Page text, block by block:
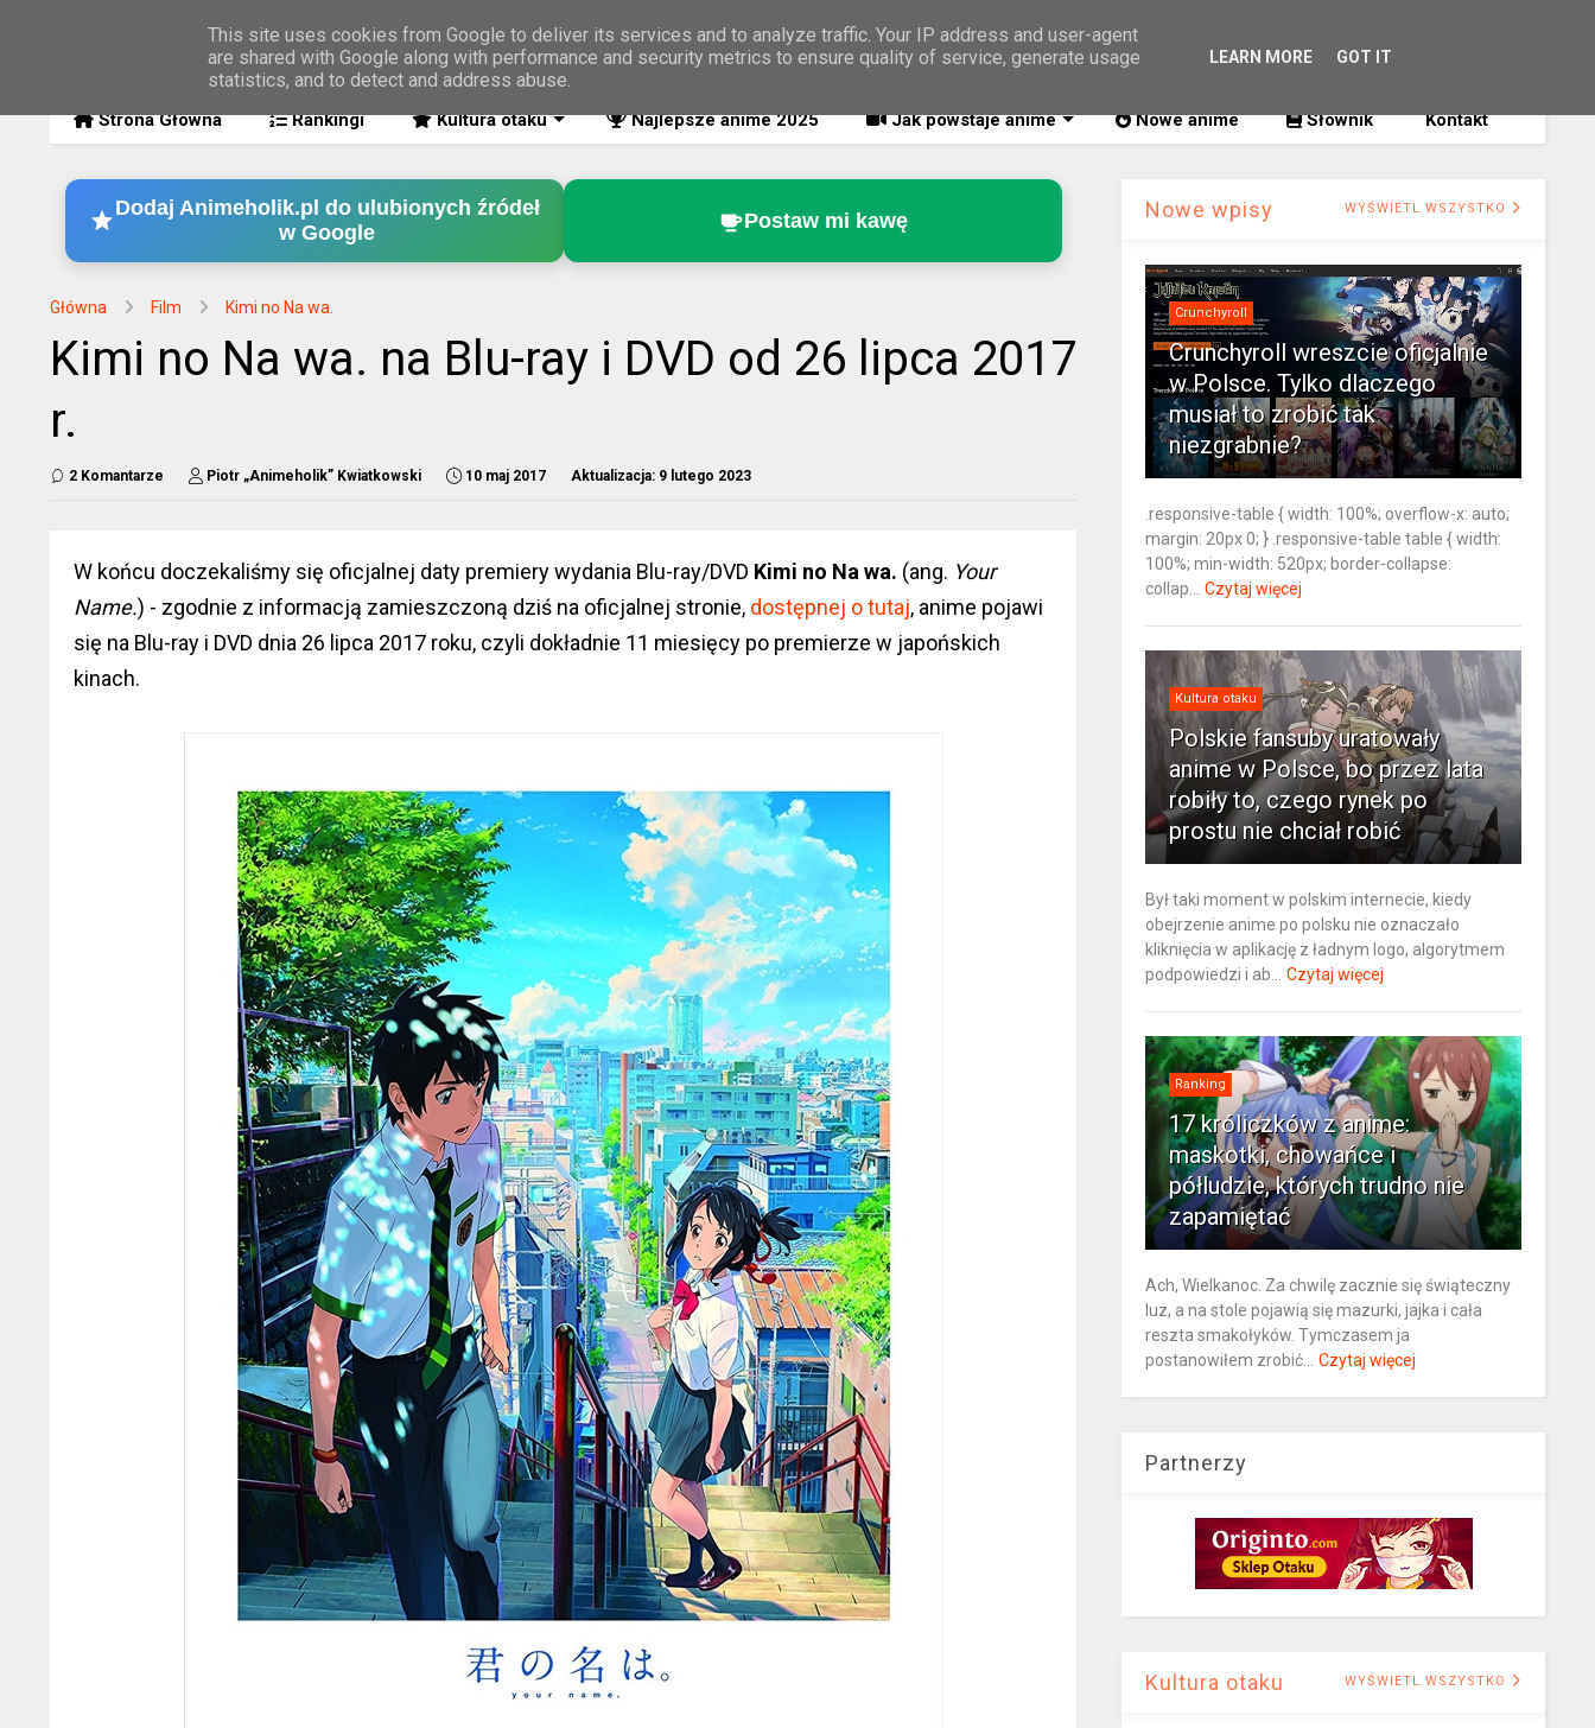
Strona Główna Rankingi Kultura otaku Najlepsze anime 2025 Jak powstaje anime Nowe anime Słownik Kontakt
Dodaj Animeholik.pl do ulubionych źródeł
w Google
Postaw mi kawę
Główna Film Kimi no Na wa.
Kimi no Na wa. na Blu-ray i DVD od 26 lipca 2017
r.
2 Komantarze Piotr „Animeholik” Kwiatkowski 10 maj 2017 Aktualizacja: 9 lutego 2023
W końcu doczekaliśmy się oficjalnej daty premiery wydania Blu-ray/DVD Kimi no Na wa. (ang. Your
Name.) - zgodnie z informacją zamieszczoną dziś na oficjalnej stronie, dostępnej o tutaj, anime pojawi
się na Blu-ray i DVD dnia 26 lipca 2017 roku, czyli dokładnie 11 miesięcy po premierze w japońskich
kinach.
Nowe wpisy WYŚWIETL WSZYSTKO
Crunchyroll
Crunchyroll wreszcie oficjalnie
w Polsce. Tylko dlaczego
musiał to zrobić tak
niezgrabnie?
.responsive-table { width: 100%; overflow-x: auto;
margin: 20px 0; } .responsive-table table { width:
100%; min-width: 520px; border-collapse:
collap...
Czytaj więcej
Kultura otaku
Polskie fansuby uratowały
anime w Polsce, bo przez lata
robiły to, czego rynek po
prostu nie chciał robić
Był taki moment w polskim internecie, kiedy
obejrzenie anime po polsku nie oznaczało
kliknięcia w aplikację z ładnym logo, algorytmem
podpowiedzi i ab...
Czytaj więcej
Ranking
17 króliczków z anime:
maskotki, chowańce i
półludzie, których trudno nie
zapamiętać
Ach, Wielkanoc. Za chwilę zacznie się świąteczny
luz, a na stole pojawią się mazurki, jajka i cała
reszta smakołyków. Tymczasem ja
postanowiłem zrobić...
Czytaj więcej
Partnerzy
Kultura otaku WYŚWIETL WSZYSTKO
This site uses cookies from Google to deliver its services and to analyze traffic. Your IP address and user-agent
are shared with Google along with performance and security metrics to ensure quality of service, generate usage
statistics, and to detect and address abuse.
LEARN MORE GOT IT